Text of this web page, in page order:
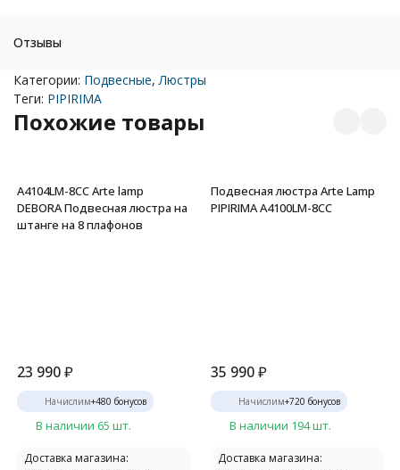
Отзывы
Категории: Подвесные,Люстры
Теги: PIPIRIMA
Похожие товары
A4104LM-8CC Arte lamp
DEBORA Подвесная люстра на
штанге на 8 плафонов
23 990₽
Начислим+480 бонусов
В наличии 65 шт.
Доставка магазина:
Подвесная люстра Arte Lamp
PIPIRIMA A4100LM-8CC
35 990 ₽
Начислим+720 бонусов
В наличии 194 шт.
Доставка магазина: